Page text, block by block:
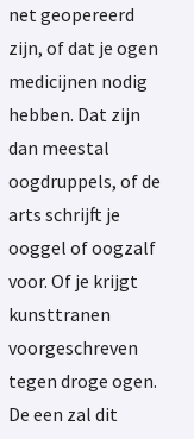
net geopereerd
zijn, of dat je ogen
medicijnen nodig
hebben. Dat zijn
dan meestal
oogdruppels, of de
arts schrijft je
ooggel of oogzalf
voor. Of je krijgt
kunsttranen
voorgeschreven
tegen droge ogen.
De een zal dit